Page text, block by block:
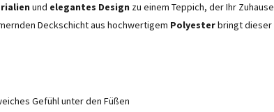
und elegantes Design zu einem Teppich, der Ihr Zuhause
Deckschicht aus hochwertigem Polyesterbringt dieser
Gefühl unter den Füßen